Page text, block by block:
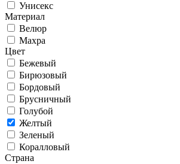
Унисекс
Материал
Велюр
Махра
Цвет
Бежевый
Бирюзовый
Бордовый
Брусничный
Голубой
Желтый
Зеленый
Коралловый
Страна